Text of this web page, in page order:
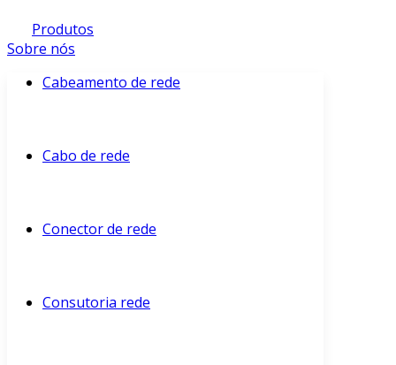
Produtos
Sobre nós
Cabeamento de rede
Cabo de rede
Conector de rede
Consutoria rede